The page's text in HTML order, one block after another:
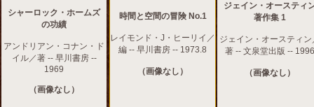
シャーロック・ホームズ
の功績
アンドリアン・コナン・ド
イル／著 -- 早川書房 --
1969
（画像なし）
時間と空間の冒険 No.1
レイモンド・J・ヒーリイ／
編 -- 早川書房 -- 1973.8
（画像なし）
ジェイン・オースティ
著作集 1
ジェイン・オースティン
著 -- 文泉堂出版 -- 1996
（画像なし）